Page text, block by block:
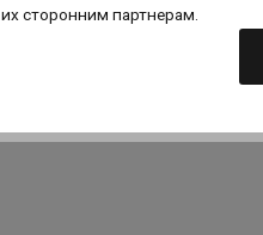
их сторонним партнерам.